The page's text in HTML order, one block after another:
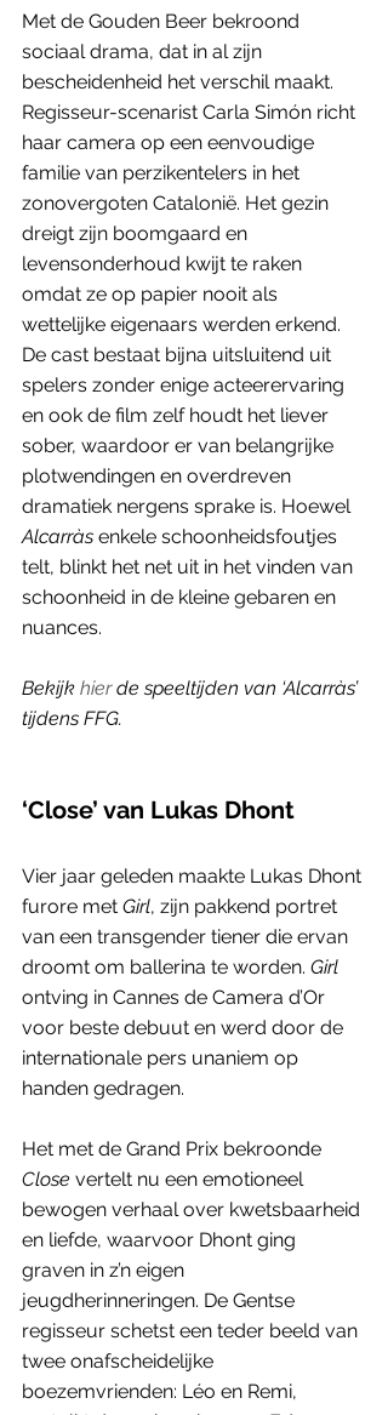
Met de Gouden Beer bekroond
sociaal drama, dat in al zijn
bescheidenheid het verschil maakt.
Regisseur-scenarist Carla Simón richt
haar camera op een eenvoudige
familie van perzikentelers in het
zonovergoten Catalonië. Het gezin
dreigt zijn boomgaard en
levensonderhoud kwijt te raken
omdat ze op papier nooit als
wettelijke eigenaars werden erkend.
De cast bestaat bijna uitsluitend uit
spelers zonder enige acteerervaring
en ook de film zelf houdt het liever
sober, waardoor er van belangrijke
plotwendingen en overdreven
dramatiek nergens sprake is. Hoewel
Alcarràs enkele schoonheidsfoutjes
telt, blinkt het net uit in het vinden van
schoonheid in de kleine gebaren en
nuances.
Bekijk hier de speeltijden van ‘Alcarràs’
tijdens FFG.
‘Close’ van Lukas Dhont
Vier jaar geleden maakte Lukas Dhont
furore met Girl, zijn pakkend portret
van een transgender tiener die ervan
droomt om ballerina te worden. Girl
ontving in Cannes de Camera d’Or
voor beste debuut en werd door de
internationale pers unaniem op
handen gedragen.
Het met de Grand Prix bekroonde
Close vertelt nu een emotioneel
bewogen verhaal over kwetsbaarheid
en liefde, waarvoor Dhont ging
graven in z’n eigen
jeugdherinneringen. De Gentse
regisseur schetst een teder beeld van
twee onafscheidelijke
boezemvrienden: Léo en Remi,